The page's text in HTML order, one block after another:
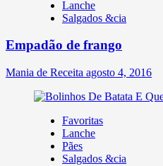
Lanche
Salgados &cia
Empadão de frango
Mania de Receita agosto 4, 2016
Favoritas
Lanche
Pães
Salgados &cia